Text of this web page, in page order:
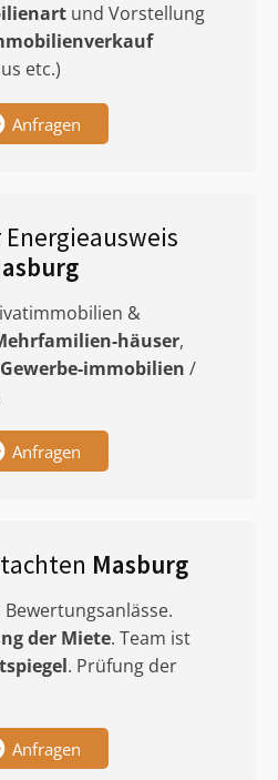
und Vorstellung
etc.)
Anfragen
&
häuser,
Gewerbe-immobilien /
Anfragen
Masburg
der Miete. Team ist
. Prüfung der
Anfragen